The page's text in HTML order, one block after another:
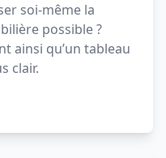
soi-même la
possible ?
ainsi qu’un tableau
clair.